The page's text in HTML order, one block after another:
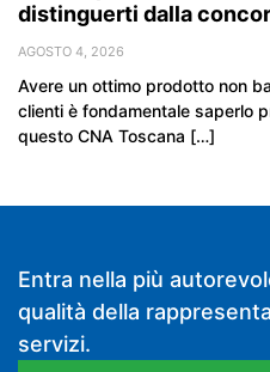
distinguerti dalla
AGOSTO 4, 2026
Avere un ottimo prodotto non
clienti è fondamentale saperlo
questo CNA Toscana […]
Entra nella più
qualità della
servizi.